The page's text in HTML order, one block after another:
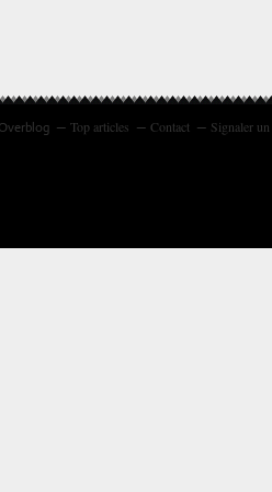
Top articles Contact Signaler un